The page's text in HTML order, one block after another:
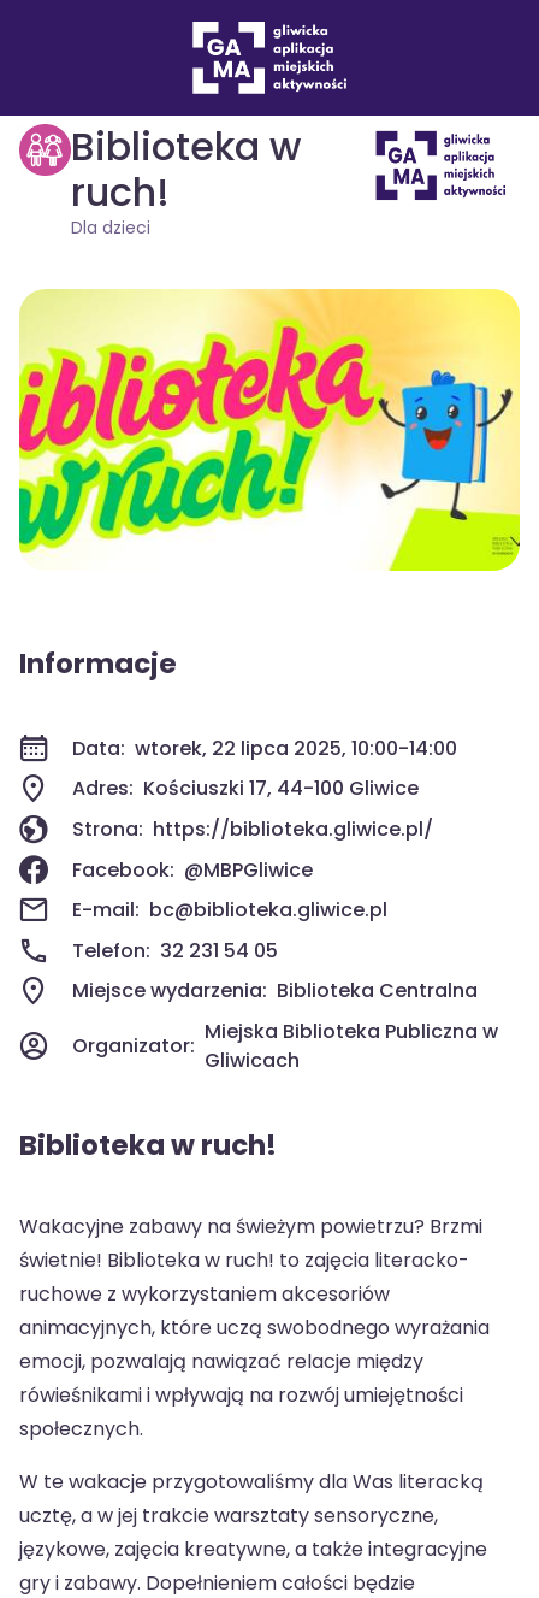
Dla dzieci drukuj
Biblioteka w
ruch!
Dla dzieci
Informacje
Data: wtorek, 22 lipca 2025, 10:00-14:00
Adres: Kościuszki 17, 44-100 Gliwice
Strona: https://biblioteka.gliwice.pl/
Facebook: @MBPGliwice
E-mail: bc@biblioteka.gliwice.pl
Telefon: 32 231 54 05
Miejsce wydarzenia: Biblioteka Centralna
Organizator:
Miejska Biblioteka Publiczna w
Gliwicach
Biblioteka w ruch!
Wakacyjne zabawy na świeżym powietrzu? Brzmi
świetnie! Biblioteka w ruch! to zajęcia literacko-
ruchowe z wykorzystaniem akcesoriów
animacyjnych, które uczą swobodnego wyrażania
emocji, pozwalają nawiązać relacje między
rówieśnikami i wpływają na rozwój umiejętności
społecznych.
W te wakacje przygotowaliśmy dla Was literacką
ucztę, a w jej trakcie warsztaty sensoryczne,
językowe, zajęcia kreatywne, a także integracyjne
gry i zabawy. Dopełnieniem całości będzie